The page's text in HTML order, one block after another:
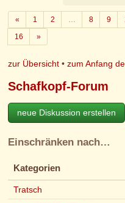
«Zurück
1 2 … 8 9
16
»Weiter
zur Übersicht •zum Anfang
Schafkopf-Forum
neue Diskussion erstellen
Einschränken nach…
Kategorien
Tratsch